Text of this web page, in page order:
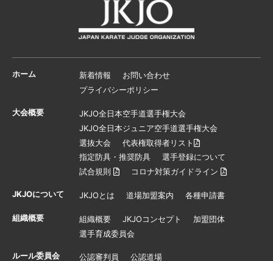
ホーム 新着情報
お問い合わせ
プライバシーポリシー
大会概要
JKJO全日本空手道選手権大会
JKJO全日本ジュニア空手道選手権大会
選抜大会
代表権取得者リスト
指定防具・推奨防具
選手登録について
試合規則
コロナ対策ガイドライン
JKJOについて JKJOとは 道場加盟案内 各種申請書
組織概要 組織概要 JKJOコンセプト
加盟団体
選手育成委員会
ルール委員会 公認審判員 公認道場